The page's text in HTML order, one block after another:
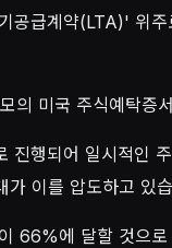
급계약(LTA)' 위주
의 미국 주식예탁증
행되어 일시적인
이를 압도하고 있
66%에 달할 것으